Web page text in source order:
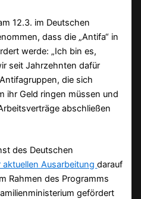
12.3. im Deutschen
dass die „Antifa“ in
werde: „Ich bin es,
seit Jahrzehnten dafür
die sich
ihr Geld ringen müssen und
abschließen
des Deutschen
aktuellen Ausarbeitungdarauf
Rahmen des Programms
gefördert